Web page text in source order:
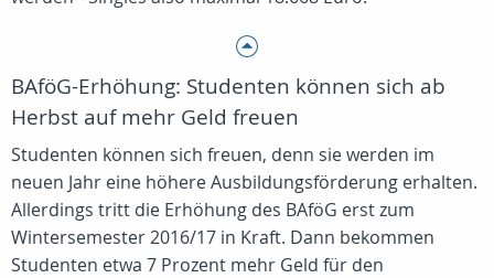
BAföG-Erhöhung: Studenten können sich ab
Herbst auf mehr Geld freuen
Studenten können sich freuen, denn sie werden im
neuen Jahr eine höhere Ausbildungsförderung erhalten.
Allerdings tritt die Erhöhung des BAföG erst zum
Wintersemester 2016/17 in Kraft. Dann bekommen
Studenten etwa 7 Prozent mehr Geld für den